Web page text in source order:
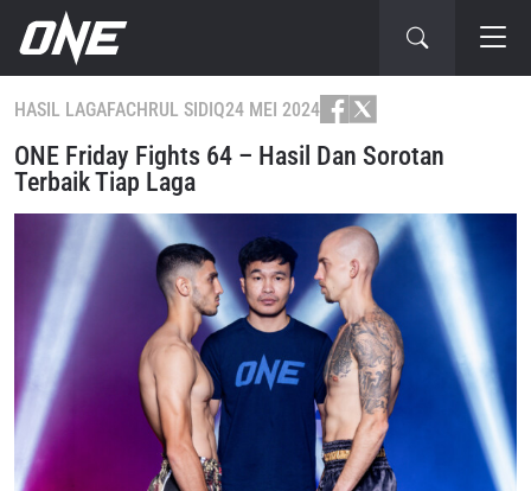
HASIL LAGAFACHRUL SIDIQ24 MEI 2024
ONE Friday Fights 64 – Hasil Dan Sorotan
Terbaik Tiap Laga